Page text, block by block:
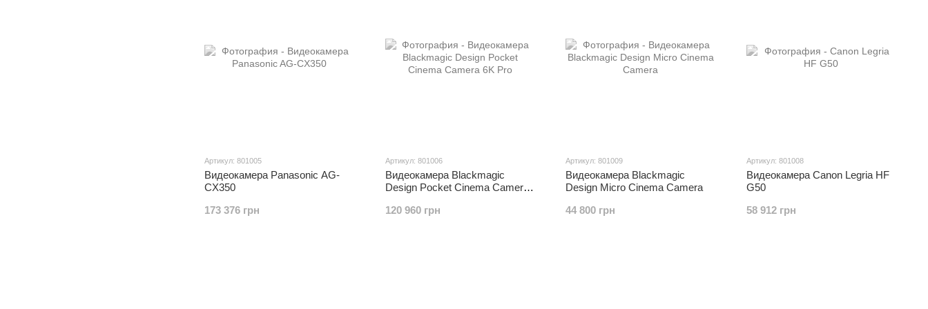
Артикул: 801005
Видеокамера Panasonic AG-
CX350
173 376 грн
Артикул: 801006
Видеокамера Blackmagic
Design Pocket Cinema Camera
120 960 грн
Артикул: 801009
Видеокамера Blackmagic
Design Micro Cinema Camera
44 800 грн
Артикул: 801008
Видеокамера Canon Legria HF
G50
58 912 грн